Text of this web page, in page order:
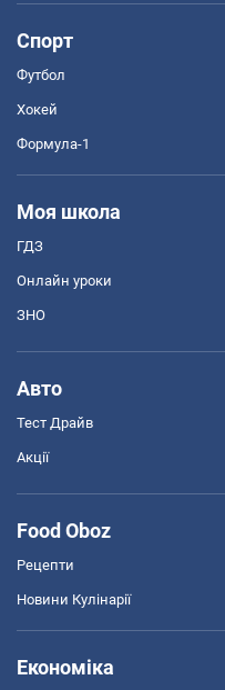
Спорт
Футбол
Хокей
Формула-1
Моя школа
ГДЗ
Онлайн уроки
ЗНО
Авто
Тест Драйв
Акції
Food Oboz
Рецепти
Новини Кулінарії
Економіка